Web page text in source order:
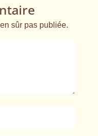
sûr pas publiée.